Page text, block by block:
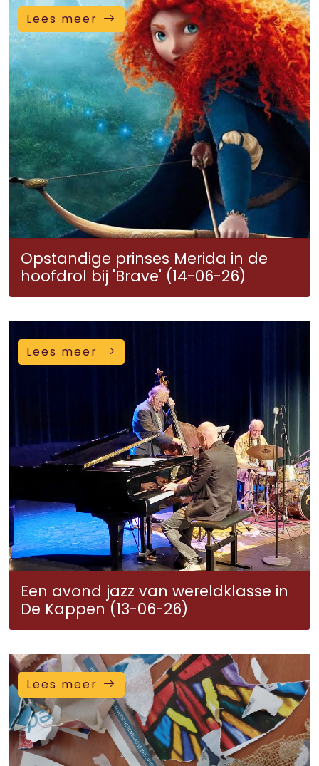
Lees meer
Opstandige prinses Merida in de
hoofdrol bij 'Brave' (14-06-26)
Lees meer
Een avond jazz van wereldklasse in
De Kappen (13-06-26)
Lees meer